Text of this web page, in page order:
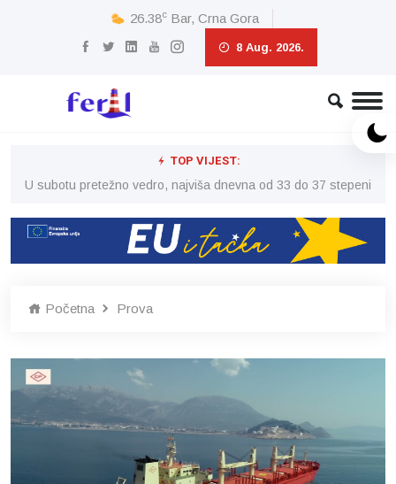
26.38c Bar, Crna Gora
8 Aug. 2026.
TOP VIJEST:
U subotu pretežno vedro, najviša dnevna od 33 do 37 stepeni
Početna Prova